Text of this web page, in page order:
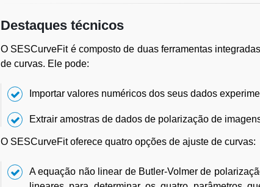
Destaques técnicos
O SESCurveFit é composto de duas ferramentas
de curvas. Ele pode:
Importar valores numéricos dos seus dados
Extrair amostras de dados de polarização de
O SESCurveFit oferece quatro opções de ajuste de curvas:
A equação não linear de Butler-Volmer de